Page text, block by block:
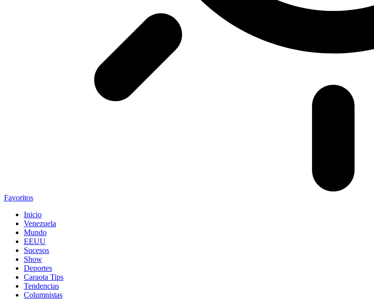
Favoritos
Inicio
Venezuela
Mundo
EEUU
Sucesos
Show
Deportes
Caraota Tips
Tendencias
Columnistas